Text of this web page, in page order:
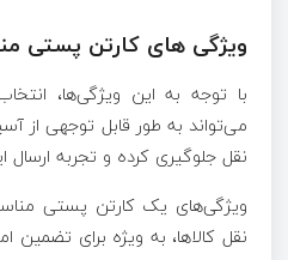
ویژگی های کارتن پستی
با توجه به این ویژگی‌ها،
می‌تواند به طور قابل توجهی از
نقل جلوگیری کرده و تجربه ارسال
ویژگی‌های یک کارتن پستی
نقل کالاها، به ویژه برای